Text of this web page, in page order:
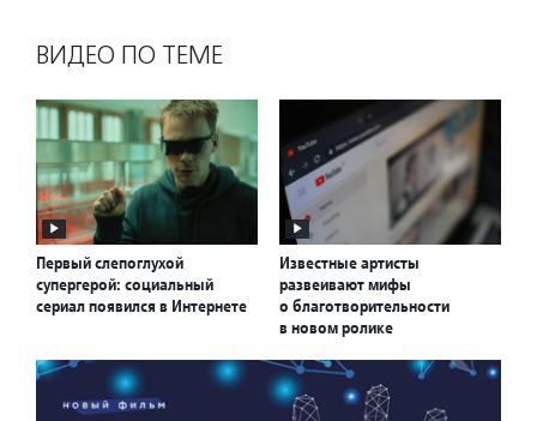
ВИДЕО ПО ТЕМЕ
Первый слепоглухой
супергерой: социальный
сериал появился в Интернете
Известные артисты
развеивают мифы
о благотворительности
в новом ролике